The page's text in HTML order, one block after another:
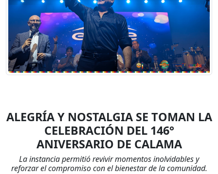
ALEGRÍA Y NOSTALGIA SE TOMAN LA
CELEBRACIÓN DEL 146°
ANIVERSARIO DE CALAMA
La instancia permitió revivir momentos inolvidables y
reforzar el compromiso con el bienestar de la comunidad.